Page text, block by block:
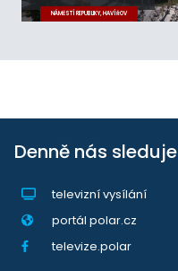
NÁMĚSTÍ REPUBLIKY, HAVÍŘOV
Denně nás sleduje
televizní vysílání
portál polar.cz
televize.polar